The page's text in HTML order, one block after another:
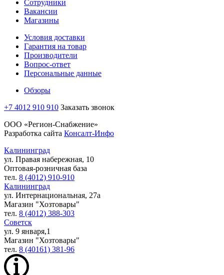
Сотрудники
Вакансии
Магазины
Условия доставки
Гарантия на товар
Производители
Вопрос-ответ
Персональные данные
Обзоры
+7 4012 910 910 Заказать звонок
ООО «Регион-Снабжение»
Разработка сайта Консалт-Инфо
Калининград
ул. Правая набережная, 10
Оптовая-розничная база
тел. 8 (4012) 910-910
Калининград
ул. Интернациональная, 27а
Магазин "Хозтовары"
тел. 8 (4012) 388-303
Советск
ул. 9 января,1
Магазин "Хозтовары"
тел. 8 (40161) 381-96